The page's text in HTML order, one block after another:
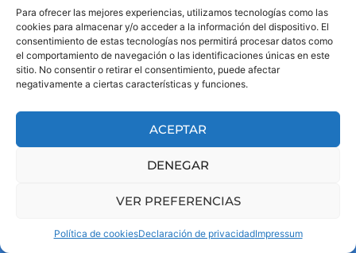
Para ofrecer las mejores experiencias, utilizamos tecnologías como las
cookies para almacenar y/o acceder a la información del dispositivo. El
consentimiento de estas tecnologías nos permitirá procesar datos como
el comportamiento de navegación o las identificaciones únicas en este
sitio. No consentir o retirar el consentimiento, puede afectar
negativamente a ciertas características y funciones.
ACEPTAR
DENEGAR
VER PREFERENCIAS
Política de cookiesDeclaración de privacidadImpressum
ejecutada,
genera
resultados
consistentes.
El 63% del
automatizado,
permiten
mantener una